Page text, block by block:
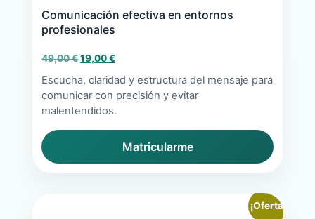
Comunicación efectiva en entornos
profesionales
49,00€El
original
era:
49,00 €.
19,00€El
actual
es:
19,00 €.
Escucha, claridad y estructura del mensaje para
comunicar con precisión y evitar
malentendidos.
Matricularme
¡Oferta!